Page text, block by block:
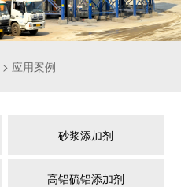
> 应用案例
砂浆添加剂
高铝硫铝添加剂